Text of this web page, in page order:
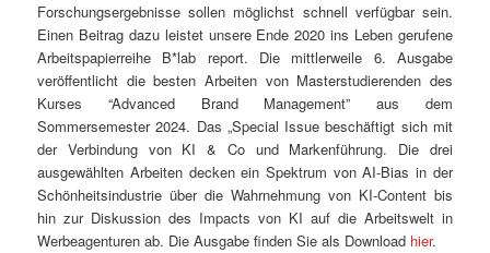
Forschungsergebnisse sollen möglichst schnell verfügbar sein.
Einen Beitrag dazu leistet unsere Ende 2020 ins Leben gerufene
Arbeitspapierreihe B*lab report. Die mittlerweile 6. Ausgabe
veröffentlicht die besten Arbeiten von Masterstudierenden des
Kurses “Advanced Brand Management” aus dem
Sommersemester 2024. Das „Special Issue beschäftigt sich mit
der Verbindung von KI & Co und Markenführung. Die drei
ausgewählten Arbeiten decken ein Spektrum von AI-Bias in der
Schönheitsindustrie über die Wahrnehmung von KI-Content bis
hin zur Diskussion des Impacts von KI auf die Arbeitswelt in
Werbeagenturen ab. Die Ausgabe finden Sie als Download hier.